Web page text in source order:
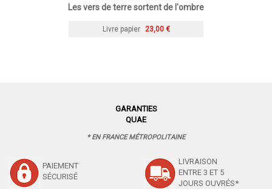
Les vers de terre sortent de l'ombre
Livre papier 23,00 €
GARANTIES
QUAE
* EN FRANCE MÉTROPOLITAINE
PAIEMENT
SÉCURISÉ
LIVRAISON
ENTRE 3 ET 5
JOURS OUVRÉS*